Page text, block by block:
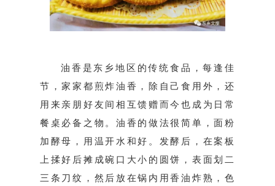
油香是东乡地区的传统食品，每逢佳
节，家家都煎炸油香，除自己食用外，还
用来亲朋好友间相互馈赠而今也成为日常
餐桌必备之物。油香的做法很简单，面粉
加酵母，用温开水和好。发酵后，在案板
上揉好后摊成碗口大小的圆饼，表面划二
三条刀纹，然后放在锅内用香油炸熟，色